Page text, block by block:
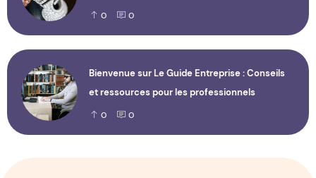
0 0
Bienvenue sur Le Guide Entreprise : Conseils
et ressources pour les professionnels
0 0